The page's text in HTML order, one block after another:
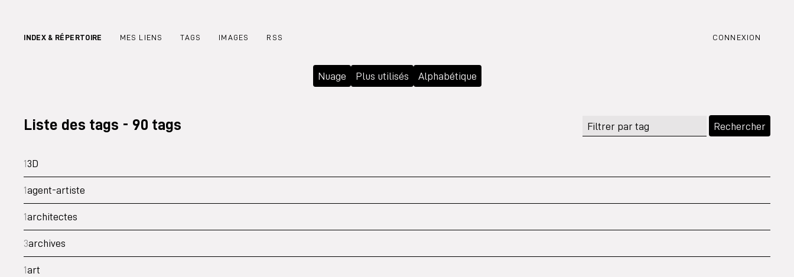
INDEX & RÉPERTOIRE MES LIENS TAGS IMAGES RSS CONNEXION
Nuage Plus utilisés Alphabétique
Liste des tags - 90 tags Rechercher
13D
1agent-artiste
1architectes
3archives
1art